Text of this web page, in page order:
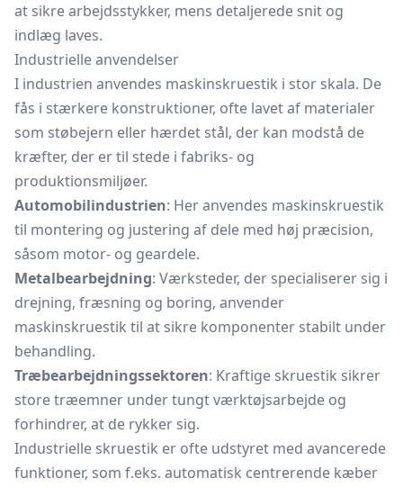
at sikre arbejdsstykker, mens detaljerede snit og
indlæg laves.
Industrielle anvendelser
I industrien anvendes maskinskruestik i stor skala. De
fås i stærkere konstruktioner, ofte lavet af materialer
som støbejern eller hærdet stål, der kan modstå de
kræfter, der er til stede i fabriks- og
produktionsmiljøer.
Automobilindustrien: Her anvendes maskinskruestik
til montering og justering af dele med høj præcision,
såsom motor- og geardele.
Metalbearbejdning: Værksteder, der specialiserer sig i
drejning, fræsning og boring, anvender
maskinskruestik til at sikre komponenter stabilt under
behandling.
Træbearbejdningssektoren: Kraftige skruestik sikrer
store træemner under tungt værktøjsarbejde og
forhindrer, at de rykker sig.
Industrielle skruestik er ofte udstyret med avancerede
funktioner, som f.eks. automatisk centrerende kæber